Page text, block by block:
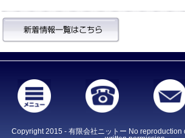
Copyright 2015 - 有限会社ニットー No